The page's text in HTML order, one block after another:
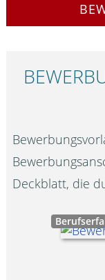
Deckblatt, die